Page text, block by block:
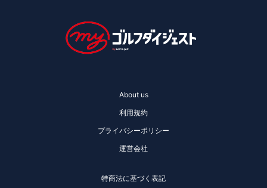
About us
利用規約
プライバシーポリシー
運営会社
特商法に基づく表記